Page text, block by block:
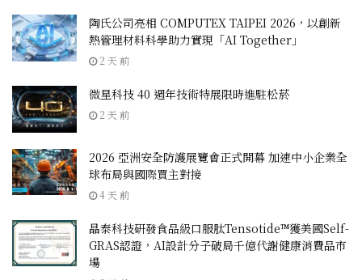
陶氏公司亮相 COMPUTEX TAIPEI 2026，以創新
熱管理材料科學助力實現「AI Together」
2 天 前
微星科技 40 週年技術特展限時進駐松菸
2 天 前
2026 亞洲安全防護展覽會正式開幕 加速中小企業全
球布局與國際買主對接
4 天 前
晶泰科技研發食品級口服肽Tensotide™獲美國Self-
GRAS認證，AI設計分子破局千億代謝健康消費品市
場